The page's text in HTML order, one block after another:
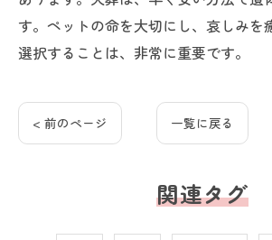
す。ペットの命を大切にし、哀しみを
選択することは、非常に重要です。
< 前のページ 一覧に戻る
関連タグ